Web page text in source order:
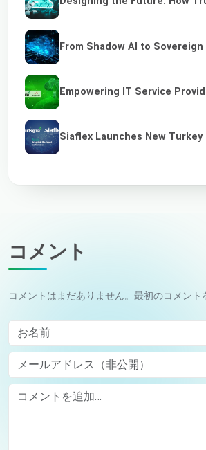
From Shadow AI to
Empowering IT Service
Siaflex Launches New
コメント
コメントはまだありません。最初のコメント
お名前
メールアドレス（非公開）
Comment